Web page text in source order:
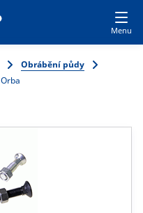
STAŇTE SE ZÁKAZNÍKEM
Obrábění půdy
Orba